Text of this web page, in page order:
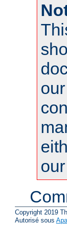
our
Copyright 2019
Autorisé sous